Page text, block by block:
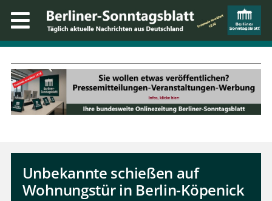
Unbekannte schießen auf
Wohnungstür in Berlin-Köpenick